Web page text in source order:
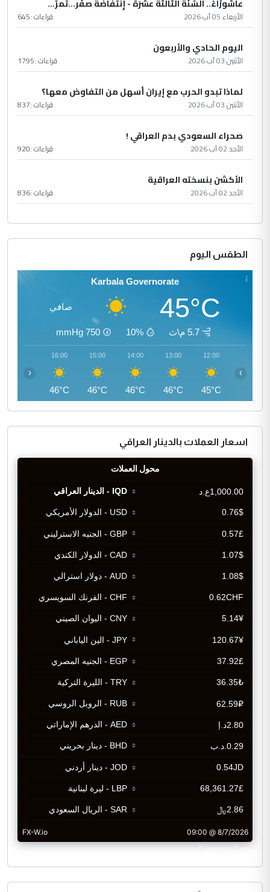
عاشُورْاءُ.. السّنَةُ الثّالثةَ عشَرَة - إِنتفاضةُ صفَر…تمرّ...
الأربعاء 05 آب 2026 قراءات :645
اليوم الحادي والأربعون
الأثنين 03 آب 2026 قراءات :1795
لماذا تبدو الحرب مع إيران أسهل من التفاوض معها؟
الأثنين 03 آب 2026 قراءات :837
صحراء السعودي بدم العراقي !
الأحد 02 آب 2026 قراءات :920
الأكشن بنسخته العراقية
الأحد 02 آب 2026 قراءات :836
الطقس اليوم
Karbala Governorate
45°C صافي
5.7 م\ث 10%
750
mmHg
12:00
45°C
13:00
46°C
14:00
46°C
15:00
46°C
16:00
46°C
‹ ›
اسعار العملات بالدينار العراقي
CurrencyRate